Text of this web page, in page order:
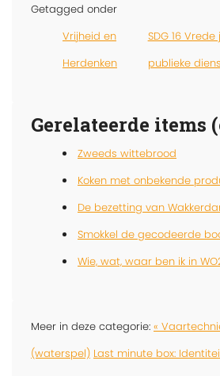
Getagged onder
Vrijheid en
Herdenken
SDG 16
publieke
Gerelateerde items
Zweeds wittebrood
Koken met onbekende
De bezetting van
Smokkel de gecodeerde
Wie, wat, waar ben ik in
Meer in deze categorie: «
(waterspel) Last minute box: